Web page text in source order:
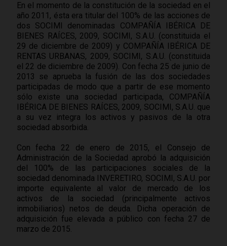
En el momento de la constitución de la sociedad en el
año 2011, ésta era titular del 100% de las acciones de
dos SOCIMI denominadas COMPAÑÍA IBÉRICA DE
BIENES RAÍCES, 2009, SOCIMI, S.A.U. (constituida el
29 de diciembre de 2009) y COMPAÑÍA IBÉRICA DE
RENTAS URBANAS, 2009, SOCIMI, S.A.U. (constituida
el 22 de diciembre de 2009). Con fecha 25 de junio de
2013 se aprueba la fusión de las dos sociedades
participadas de modo que a partir de ese momento
sólo existe una sociedad participada, COMPAÑÍA
IBÉRICA DE BIENES RAÍCES, 2009, SOCIMI, S.A.U. que
a su vez integra los activos y pasivos de la otra
sociedad absorbida.
Con fecha 22 de enero de 2015, el Consejo de
Administración de la Sociedad aprobó la adquisición
del 100% de las participaciones sociales de la
sociedad denominada INVERETIRO, SOCIMI, S.A.U. por
importe equivalente al valor de mercado de los
activos de la sociedad (principalmente activos
inmobiliarios) netos de deuda. Dicha operación de
adquisición fue elevada a público con fecha 27 de
marzo de 2015.